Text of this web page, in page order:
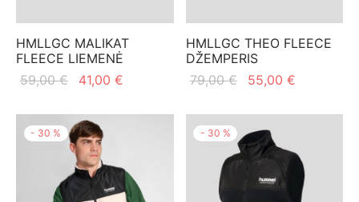
HMLLGC MALIKAT
FLEECE LIEMENĖ
59,00€
Original
was:
59,00 €.
41,00 €
41,00 €.
HMLLGC THEO FLEECE
DŽEMPERIS
79,00€
Original
was:
79,00 €.
55,00 €
55,00 €.
- 30 % - 30 %